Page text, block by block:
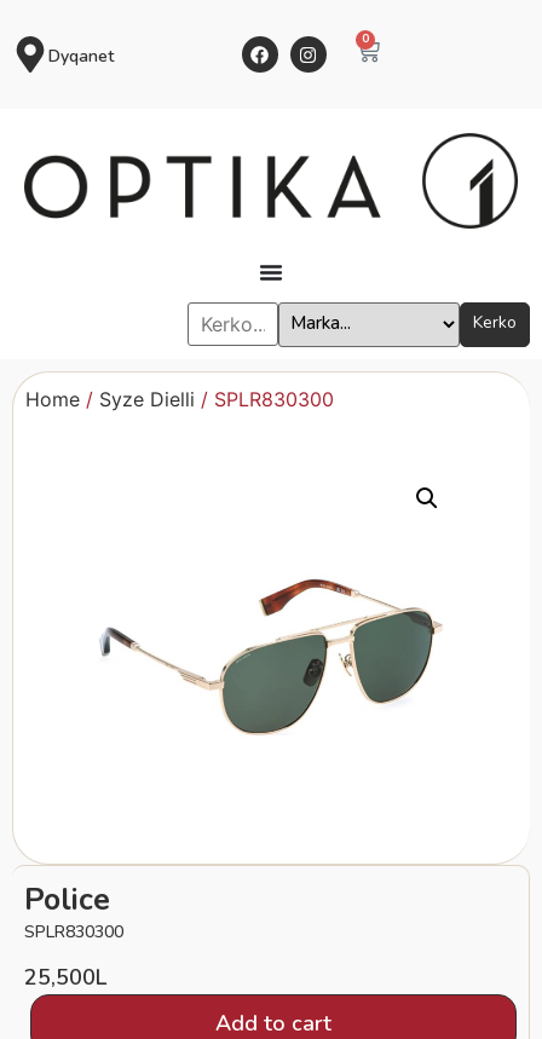
Dyqanet
0
Kerko
Home / Syze Dielli / SPLR830300
Police
SPLR830300
25,500L
Add to cart